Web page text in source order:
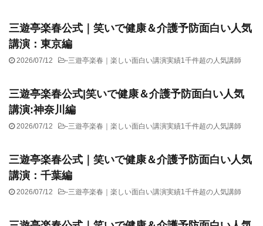
三遊亭楽春公式｜笑いで健康＆介護予防面白い人気
講演：東京編
2026/07/12 -三遊亭楽春｜楽しい面白い講演実績1千件超の人気講師
三遊亭楽春公式|笑いで健康＆介護予防面白い人気
講演:神奈川編
2026/07/12 -三遊亭楽春｜楽しい面白い講演実績1千件超の人気講師
三遊亭楽春公式｜笑いで健康＆介護予防面白い人気
講演：千葉編
2026/07/12 -三遊亭楽春｜楽しい面白い講演実績1千件超の人気講師